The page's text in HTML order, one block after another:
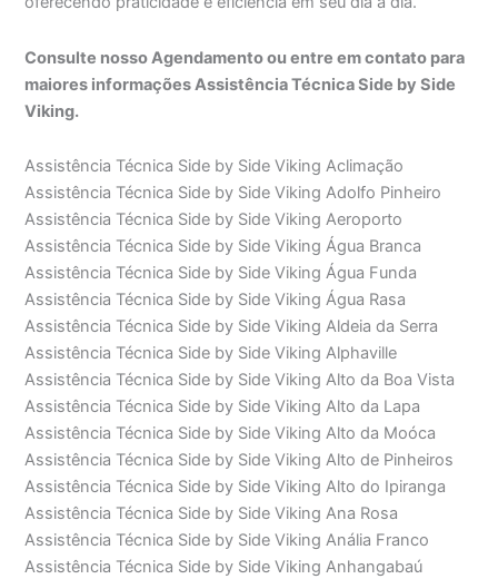
Consulte nosso Agendamento ou entre em contato para
maiores informações Assistência Técnica Side by Side
Viking.
Assistência Técnica Side by Side Viking Aclimação
Assistência Técnica Side by Side Viking Adolfo Pinheiro
Assistência Técnica Side by Side Viking Aeroporto
Assistência Técnica Side by Side Viking Água Branca
Assistência Técnica Side by Side Viking Água Funda
Assistência Técnica Side by Side Viking Água Rasa
Assistência Técnica Side by Side Viking Aldeia da Serra
Assistência Técnica Side by Side Viking Alphaville
Assistência Técnica Side by Side Viking Alto da Boa Vista
Assistência Técnica Side by Side Viking Alto da Lapa
Assistência Técnica Side by Side Viking Alto da Moóca
Assistência Técnica Side by Side Viking Alto de Pinheiros
Assistência Técnica Side by Side Viking Alto do Ipiranga
Assistência Técnica Side by Side Viking Ana Rosa
Assistência Técnica Side by Side Viking Anália Franco
Assistência Técnica Side by Side Viking Anhangabaú